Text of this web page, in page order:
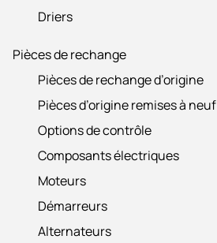
Driers
Pièces de rechange
Pièces de rechange d’origine
Pièces d’origine remises à neuf
Options de contrôle
Composants électriques
Moteurs
Démarreurs
Alternateurs